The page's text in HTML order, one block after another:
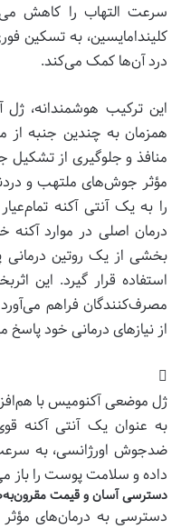
سرعت التهاب را کاهش
کلیندامایسین، به تسکین
درد آن‌ها کمک می‌کند.
این ترکیب هوشمندانه، ژل
همزمان به چندین جنبه از
منافذ و جلوگیری از تشکیل
مؤثر جوش‌های ملتهب و
را به یک آنتی آکنه
درمان اصلی در موارد
بخشی از یک روتین درمانی
استفاده قرار گیرد. این
مصرف‌کنندگان فراهم
از نیازهای درمانی خود
ژل موضعی آکنومیس با
به عنوان یک آنتی آکنه
ضدجوش اورژانسی، به
داده و سلامت پوست را باز
دسترسی آسان و قیمت
دسترسی به درمان‌های